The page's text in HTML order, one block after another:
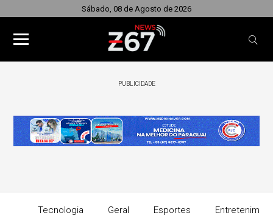
Sábado, 08 de Agosto de 2026
PUBLICIDADE
Tecnologia Geral Esportes